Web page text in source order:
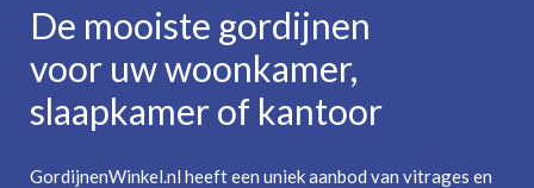
De mooiste gordijnen
voor uw woonkamer,
slaapkamer of kantoor
GordijnenWinkel.nl heeft een uniek aanbod van vitrages en